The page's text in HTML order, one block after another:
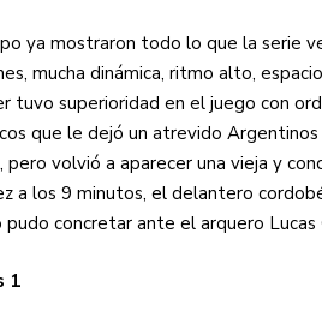
ya mostraron todo lo que la serie
mucha dinámica, ritmo alto,
tuvo superioridad en el juego con
que le dejó un atrevido
volvió a aparecer una vieja y
a los 9 minutos, el delantero
concretar ante el arquero Lucas
1